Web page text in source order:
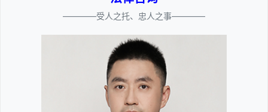
————受人之托、忠人之事————